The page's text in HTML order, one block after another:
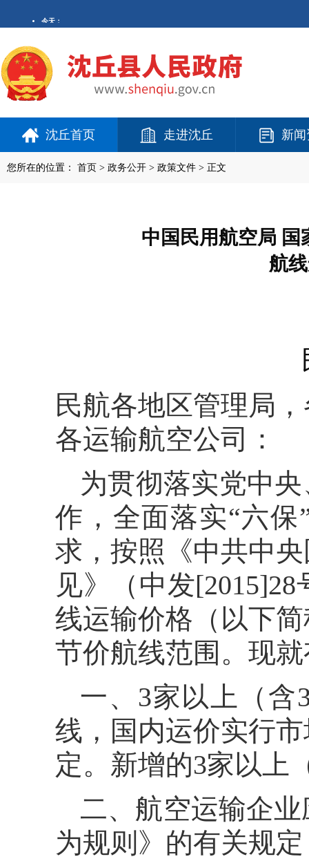
沈丘首页 走进沈丘 新
您所在的位置： 首页 > 政务公开 > 政策文件 > 正文
中国民用航空局
航
民航各地区管理局
各运输航空公司：
为贯彻落实党中
作，全面落实“六
求，按照《中共中
见》（中发
线运输价格（以下
节价航线范围。现
一、3家以上（含
线，国内运价实行
定。新增的3家以上
二、航空运输企
为规则》的有关规